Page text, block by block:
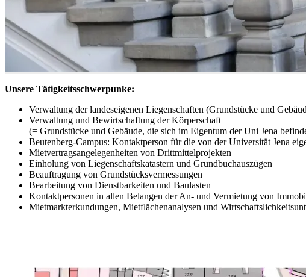
Unsere Tätigkeitsschwerpunke:
Verwaltung der landeseigenen Liegenschaften (Grundstücke und
Verwaltung und Bewirtschaftung der Körperschaft
(= Grundstücke und Gebäude, die sich im Eigentum der Uni Jena
Beutenberg-Campus: Kontaktperson für die von der Universität Jena
Mietvertragsangelegenheiten von Drittmittelprojekten
Einholung von Liegenschaftskatastern und Grundbuchauszügen
Beauftragung von Grundstücksvermessungen
Bearbeitung von Dienstbarkeiten und Baulasten
Kontaktpersonen in allen Belangen der An- und Vermietung von
Mietmarkterkundungen, Mietflächenanalysen und